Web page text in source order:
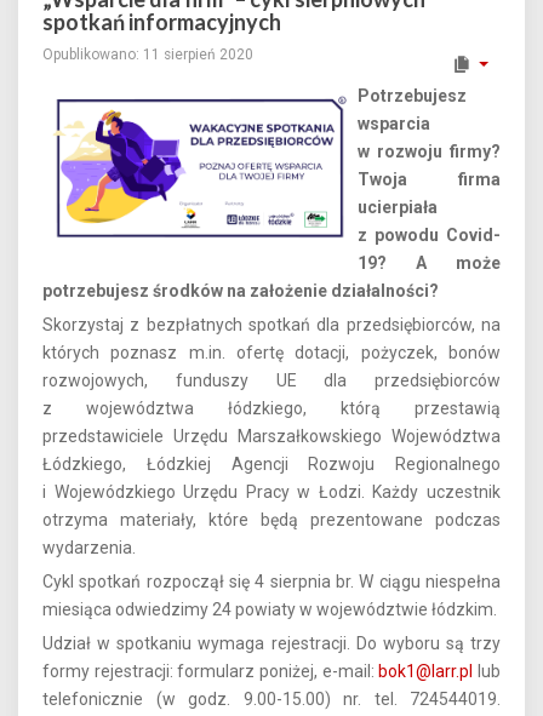
spotkań informacyjnych
Opublikowano: 11 sierpień 2020
Potrzebujesz
wsparcia
w rozwoju firmy?
Twoja firma
ucierpiała
z powodu Covid-
19? A może
potrzebujesz środków na założenie działalności?
Skorzystaj z bezpłatnych spotkań dla przedsiębiorców, na
których poznasz m.in. ofertę dotacji, pożyczek, bonów
rozwojowych, funduszy UE dla przedsiębiorców
z województwa łódzkiego, którą przestawią
przedstawiciele Urzędu Marszałkowskiego Województwa
Łódzkiego, Łódzkiej Agencji Rozwoju Regionalnego
i Wojewódzkiego Urzędu Pracy w Łodzi. Każdy uczestnik
otrzyma materiały, które będą prezentowane podczas
wydarzenia.
Cykl spotkań rozpoczął się 4 sierpnia br. W ciągu niespełna
miesiąca odwiedzimy 24 powiaty w województwie łódzkim.
Udział w spotkaniu wymaga rejestracji. Do wyboru są trzy
formy rejestracji: formularz poniżej, e-mail: bok1@larr.pl
lub
telefonicznie (w godz. 9.00-15.00) nr. tel. 724544019.